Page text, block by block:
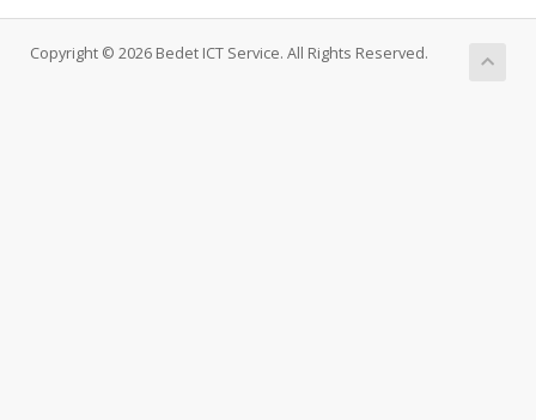
Copyright © 2026 Bedet ICT Service. All Rights Reserved.